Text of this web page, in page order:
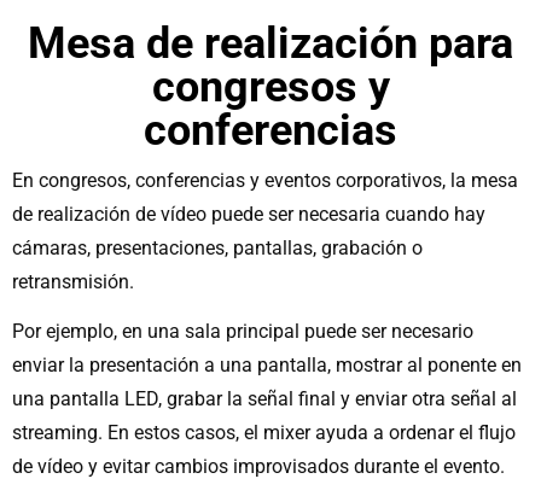
Mesa de realización para
congresos y
conferencias
En congresos, conferencias y eventos corporativos, la mesa
de realización de vídeo puede ser necesaria cuando hay
cámaras, presentaciones, pantallas, grabación o
retransmisión.
Por ejemplo, en una sala principal puede ser necesario
enviar la presentación a una pantalla, mostrar al ponente en
una pantalla LED, grabar la señal final y enviar otra señal al
streaming. En estos casos, el mixer ayuda a ordenar el flujo
de vídeo y evitar cambios improvisados durante el evento.